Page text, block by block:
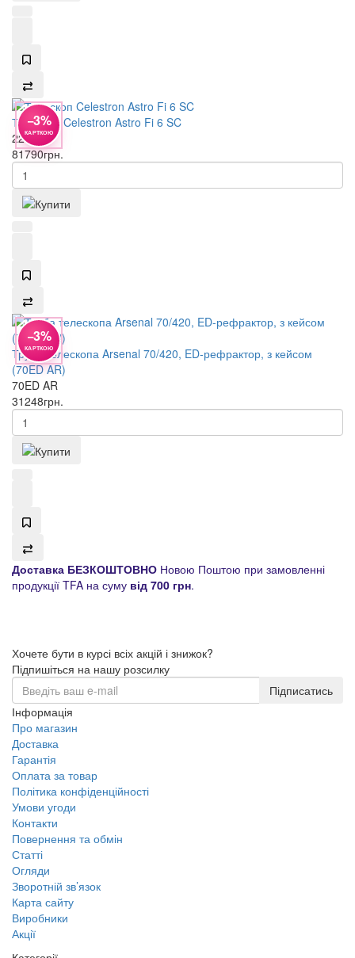
−3%
КАРТКОЮ
Телескоп Celestron Astro Fi 6 SC
22205
81790грн.
−3%
КАРТКОЮ
Труба телескопа Arsenal 70/420, ED-рефрактор, з кейсом
(70ED AR)
70ED AR
31248грн.
Доставка БЕЗКОШТОВНО Новою Поштою при замовленні
продукції TFA на суму від 700 грн.
Хочете бути в курсі всіх акцій і знижок?
Підпишіться на нашу розсилку
Підписатись
Інформація
Про магазин
Доставка
Гарантія
Оплата за товар
Політика конфіденційності
Умови угоди
Контакти
Повернення та обмін
Статті
Огляди
Зворотній зв’язок
Карта сайту
Виробники
Акції